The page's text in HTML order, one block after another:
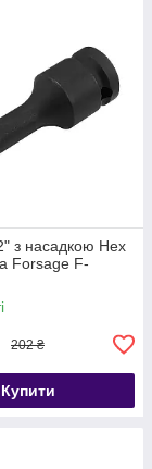
з насадкою Hex
Forsage F-
202 ₴
Купити